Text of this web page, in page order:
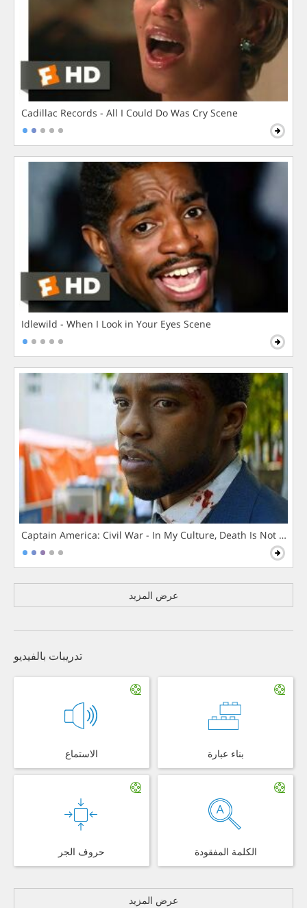
Cadillac Records - All I Could Do Was Cry Scene
Idlewild - When I Look in Your Eyes Scene
Captain America: Civil War - In My Culture, Death Is Not The
عرض المزيد
تدريبات بالفيديو
الاستماع بناء عبارة
حروف الجر الكلمة المفقودة
عرض المزيد